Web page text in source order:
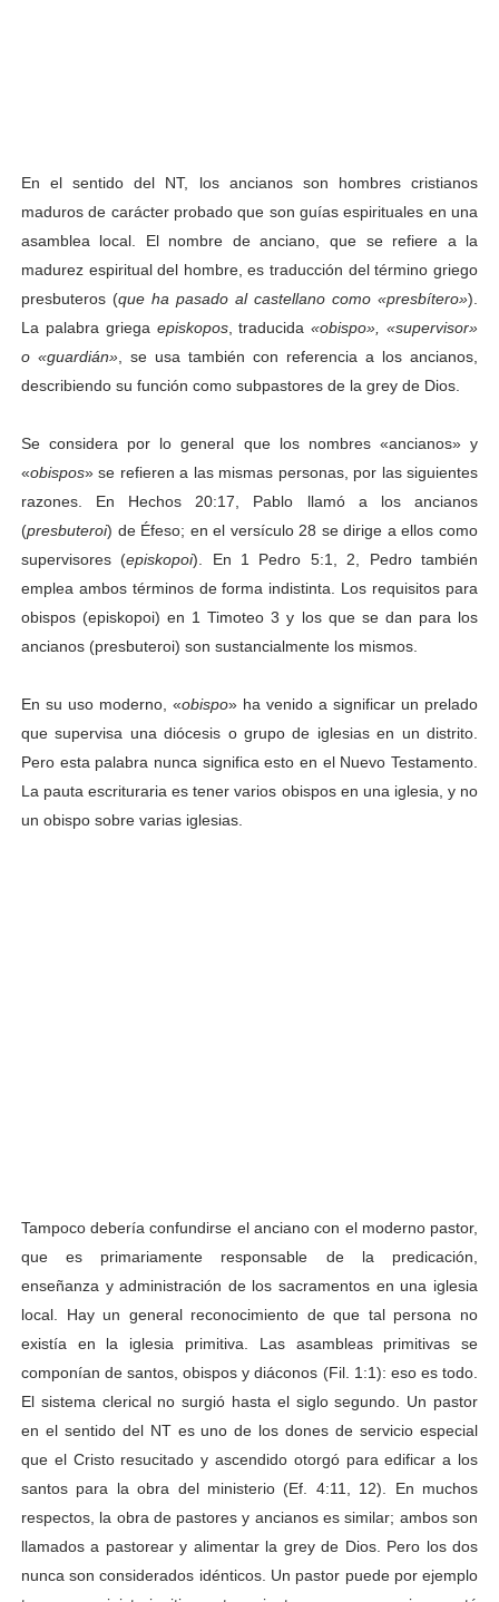
En el sentido del NT, los ancianos son hombres cristianos
maduros de carácter probado que son guías espirituales en una
asamblea local. El nombre de anciano, que se refiere a la
madurez espiritual del hombre, es traducción del término griego
presbuteros (que ha pasado al castellano como «presbítero»).
La palabra griega episkopos, traducida«obispo», «supervisor»
o «guardián», se usa también con referencia a los ancianos,
describiendo su función como subpastores de la grey de Dios.
Se considera por lo general que los nombres «ancianos» y
«obispos» se refieren a las mismas personas, por las siguientes
razones. En Hechos 20:17, Pablo llamó a los ancianos
(presbuteroi) de Éfeso; en el versículo 28 se dirige a ellos como
supervisores (episkopoi). En 1 Pedro 5:1, 2, Pedro también
emplea ambos términos de forma indistinta. Los requisitos para
obispos (episkopoi) en 1 Timoteo 3 y los que se dan para los
ancianos (presbuteroi) son sustancialmente los mismos.
En su uso moderno, «obispo» ha venido a significar un prelado
que supervisa una diócesis o grupo de iglesias en un distrito.
Pero esta palabra nunca significa esto en el Nuevo Testamento.
La pauta escrituraria es tener varios obispos en una iglesia, y no
un obispo sobre varias iglesias.
Tampoco debería confundirse el anciano con el moderno pastor,
que es primariamente responsable de la predicación,
enseñanza y administración de los sacramentos en una iglesia
local. Hay un general reconocimiento de que tal persona no
existía en la iglesia primitiva. Las asambleas primitivas se
componían de santos, obispos y diáconos (Fil. 1:1): eso es todo.
El sistema clerical no surgió hasta el siglo segundo. Un pastor
en el sentido del NT es uno de los dones de servicio especial
que el Cristo resucitado y ascendido otorgó para edificar a los
santos para la obra del ministerio (Ef. 4:11, 12). En muchos
respectos, la obra de pastores y ancianos es similar; ambos son
llamados a pastorear y alimentar la grey de Dios. Pero los dos
nunca son considerados idénticos. Un pastor puede por ejemplo